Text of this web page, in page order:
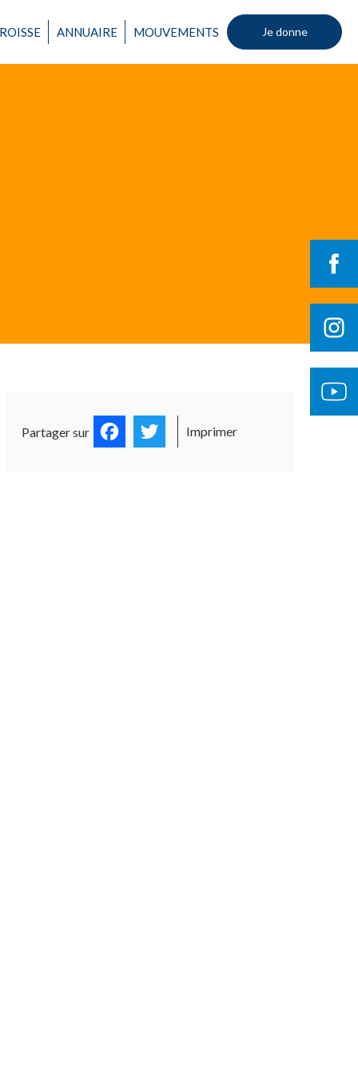
ANNUAIRE MOUVEMENTS Je donne
Un mouvement
Partager sur FacebookTwitter
Imprimer